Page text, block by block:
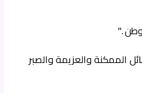
."
الممكنة والعزيمة والصبر